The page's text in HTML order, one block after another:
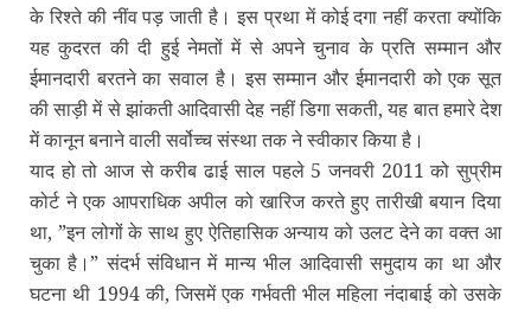
के रिश्‍ते की नींव पड़ जाती है। इस प्रथा में कोई दगा नहीं करता क्‍योंकि
यह कुदरत की दी हुई नेमतों में से अपने चुनाव के प्रति सम्‍मान और
ईमानदारी बरतने का सवाल है। इस सम्‍मान और ईमानदारी को एक सूत
की साड़ी में से झांकती आदिवासी देह नहीं डिगा सकती, यह बात हमारे देश
में कानून बनाने वाली सर्वोच्‍च संस्‍था तक ने स्‍वीकार किया है।
याद हो तो आज से करीब ढाई साल पहले 5 जनवरी 2011 को सुप्रीम
कोर्ट ने एक आपराधिक अपील को खारिज करते हुए तारीखी बयान दिया
था, ”इन लोगों के साथ हुए ऐतिहासिक अन्‍याय को उलट देने का वक्‍त आ
चुका है।” संदर्भ संविधान में मान्‍य भील आदिवासी समुदाय का था और
घटना थी 1994 की, जिसमें एक गर्भवती भील महिला नंदाबाई को उसके